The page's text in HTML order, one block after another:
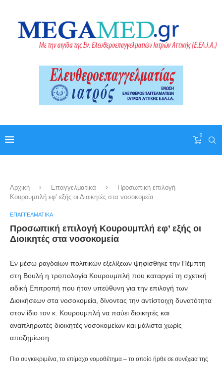
0
Αρχική Επαγγελματικά
Προσωπική επιλογή
Κουρουμπλή εφ’ εξής οι Διοικητές στα νοσοκομεία
ΕΠΑΓΓΕΛΜΑΤΙΚΆ
Προσωπική επιλογή Κουρουμπλή εφ’ εξής οι
Διοικητές στα νοσοκομεία
Εν μέσω ραγδαίων πολιτικών εξελίξεων ψηφίσθηκε την Πέμπτη
στη Βουλή η τροπολογία Κουρουμπλή που καταργεί τη σχετική
ειδική Επιτροπή που ήταν υπεύθυνη για την επιλογή των
Διοικήσεων στα νοσοκομεία, δίνοντας την αντίστοιχη δυνατότητα
στον ίδιο τον κ. Κουρουμπλή να παύει διοικητές και
αναπληρωτές διοικητές νοσοκομείων και μάλιστα χωρίς
αποζημίωση.
Πιο συγκεκριμένα, το επίμαχο νομοθέτημα – το οποίο ήρθε σε συνέχεια της